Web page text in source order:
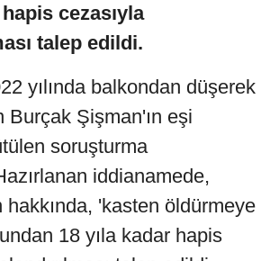
cezasıyla
talep edildi.
yılında balkondan düşerek
Burçak Şişman'ın eşi
soruşturma
iddianamede,
'kasten öldürmeye
18 yıla kadar hapis